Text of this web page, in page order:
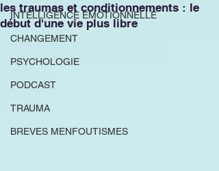
INTELLIGENCE EMOTIONNELLE
CHANGEMENT
PSYCHOLOGIE
PODCAST
TRAUMA
BREVES MENFOUTISMES
les traumas et conditionnements : le
début d'une vie plus libre